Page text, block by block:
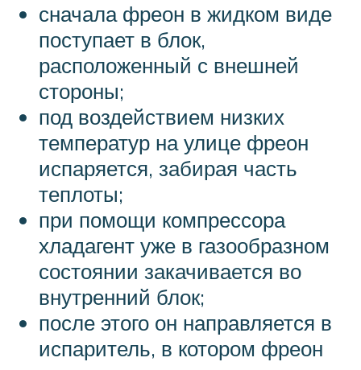
сначала фреон в жидком виде
поступает в блок,
расположенный с внешней
стороны;
под воздействием низких
температур на улице фреон
испаряется, забирая часть
теплоты;
при помощи компрессора
хладагент уже в газообразном
состоянии закачивается во
внутренний блок;
после этого он направляется в
испаритель, в котором фреон